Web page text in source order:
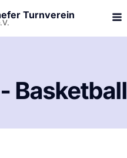
Turnverein
Basketball